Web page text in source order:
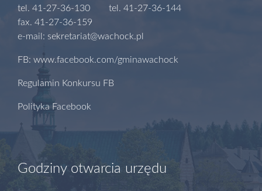
tel. 41-27-36-130 tel. 41-27-36-144
fax. 41-27-36-159
e-mail: sekretariat@wachock.pl
FB: www.facebook.com/gminawachock
Regulamin Konkursu FB
Polityka Facebook
Godziny otwarcia urzędu